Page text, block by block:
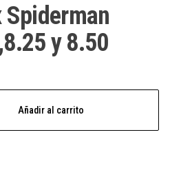
Spiderman
y 8.50
Añadir al carrito